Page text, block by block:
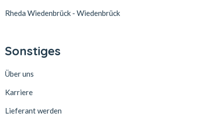
Rheda Wiedenbrück - Wiedenbrück
Sonstiges
Über uns
Karriere
Lieferant werden